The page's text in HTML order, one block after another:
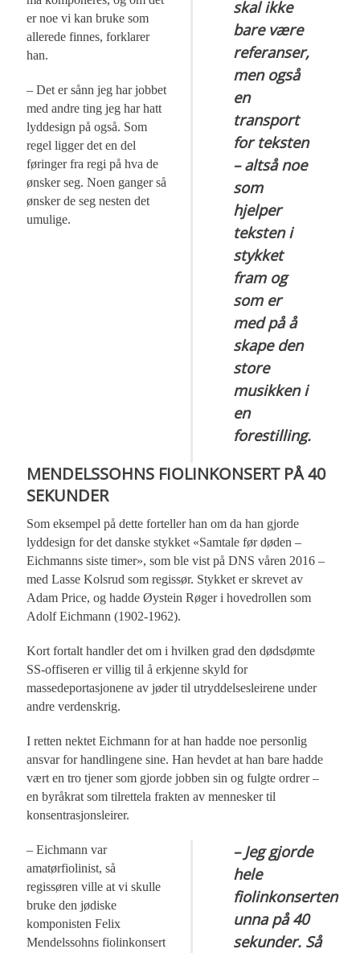
skal ikke
bare være
referanser,
men også
en
transport
for teksten
– altså noe
som
hjelper
teksten i
stykket
fram og
som er
med på å
skape den
store
musikken i
en
forestilling.
er noe vi kan bruke som
allerede finnes, forklarer
han.
– Det er sånn jeg har jobbet
med andre ting jeg har hatt
lyddesign på også. Som
regel ligger det en del
føringer fra regi på hva de
ønsker seg. Noen ganger så
ønsker de seg nesten det
umulige.
MENDELSSOHNS FIOLINKONSERT PÅ 40
SEKUNDER
Som eksempel på dette forteller han om da han gjorde
lyddesign for det danske stykket «Samtale før døden –
Eichmanns siste timer», som ble vist på DNS våren 2016 –
med Lasse Kolsrud som regissør. Stykket er skrevet av
Adam Price, og hadde Øystein Røger i hovedrollen som
Adolf Eichmann (1902-1962).
Kort fortalt handler det om i hvilken grad den dødsdømte
SS-offiseren er villig til å erkjenne skyld for
massedeportasjonene av jøder til utryddelsesleirene under
andre verdenskrig.
I retten nektet Eichmann for at han hadde noe personlig
ansvar for handlingene sine. Han hevdet at han bare hadde
vært en tro tjener som gjorde jobben sin og fulgte ordrer –
en byråkrat som tilrettela frakten av mennesker til
konsentrasjonsleirer.
– Jeg gjorde
hele
fiolinkonserten
unna på 40
sekunder. Så
– Eichmann var
amatørfiolinist, så
regissøren ville at vi skulle
bruke den jødiske
komponisten Felix
Mendelssohns fiolinkonsert